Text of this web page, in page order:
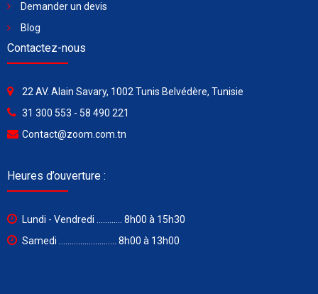
Demander un devis
Blog
Contactez-nous
22 AV. Alain Savary, 1002 Tunis Belvédère, Tunisie
31 300 553 - 58 490 221
Contact@zoom.com.tn
Heures d’ouverture :
Lundi - Vendredi ............ 8h00 à 15h30
Samedi ........................... 8h00 à 13h00